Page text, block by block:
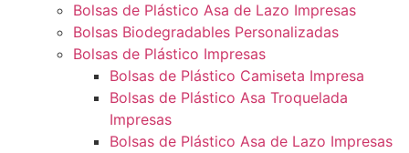
Bolsas de Plástico Asa de Lazo Impresas
Bolsas Biodegradables Personalizadas
Bolsas de Plástico Impresas
Bolsas de Plástico Camiseta Impresa
Bolsas de Plástico Asa Troquelada
Impresas
Bolsas de Plástico Asa de Lazo Impresas